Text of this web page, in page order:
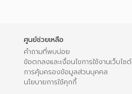
ศูนย์ช่วยเหลือ
คำถามที่พบบ่อย
ข้อตกลงและเงื่อนไขการใช้งานเว็บไซต์
การคุ้มครองข้อมูลส่วนบุคคล
นโยบายการใช้คุกกี้